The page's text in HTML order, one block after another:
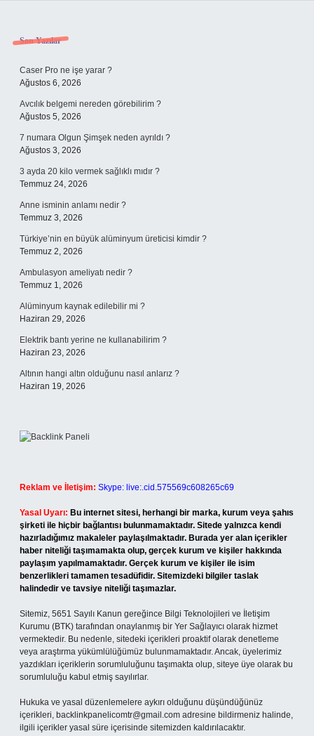
Sidebar
Son Yazılar
Caser Pro ne işe yarar ?
Ağustos 6, 2026
Avcılık belgemi nereden görebilirim ?
Ağustos 5, 2026
7 numara Olgun Şimşek neden ayrıldı ?
Ağustos 3, 2026
3 ayda 20 kilo vermek sağlıklı mıdır ?
Temmuz 24, 2026
Anne isminin anlamı nedir ?
Temmuz 3, 2026
Türkiye’nin en büyük alüminyum üreticisi kimdir ?
Temmuz 2, 2026
Ambulasyon ameliyatı nedir ?
Temmuz 1, 2026
Alüminyum kaynak edilebilir mi ?
Haziran 29, 2026
Elektrik bantı yerine ne kullanabilirim ?
Haziran 23, 2026
Altının hangi altın olduğunu nasıl anlarız ?
Haziran 19, 2026
Reklam ve İletişim: Skype: live:.cid.575569c608265c69
Yasal Uyarı: Bu internet sitesi, herhangi bir marka, kurum veya şahıs
şirketi ile hiçbir bağlantısı bulunmamaktadır. Sitede yalnızca kendi
hazırladığımız makaleler paylaşılmaktadır. Burada yer alan içerikler
haber niteliği taşımamakta olup, gerçek kurum ve kişiler hakkında
paylaşım yapılmamaktadır. Gerçek kurum ve kişiler ile isim
benzerlikleri tamamen tesadüfidir. Sitemizdeki bilgiler taslak
halindedir ve tavsiye niteliği taşımazlar.
Sitemiz, 5651 Sayılı Kanun gereğince Bilgi Teknolojileri ve İletişim
Kurumu (BTK) tarafından onaylanmış bir Yer Sağlayıcı olarak hizmet
vermektedir. Bu nedenle, sitedeki içerikleri proaktif olarak denetleme
veya araştırma yükümlülüğümüz bulunmamaktadır. Ancak, üyelerimiz
yazdıkları içeriklerin sorumluluğunu taşımakta olup, siteye üye olarak bu
sorumluluğu kabul etmiş sayılırlar.
Hukuka ve yasal düzenlemelere aykırı olduğunu düşündüğünüz
içerikleri, backlinkpanelicomtr@gmail.com adresine bildirmeniz halinde,
ilgili içerikler yasal süre içerisinde sitemizden kaldırılacaktır.